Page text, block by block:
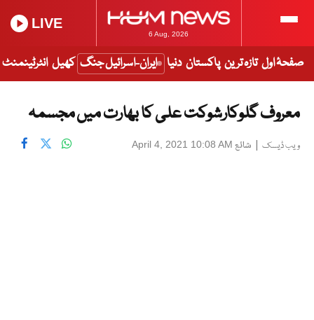
6 Aug, 2026
LIVE
صفحۂ اول تازہ ترین پاکستان دنیا ایران-اسرائیل جنگ کھیل انٹرٹینمنٹ
معروف گلوکارشوکت علی کا بھارت میں مجسمہ
ویب ڈیسک | شائع April 4, 2021 10:08 AM